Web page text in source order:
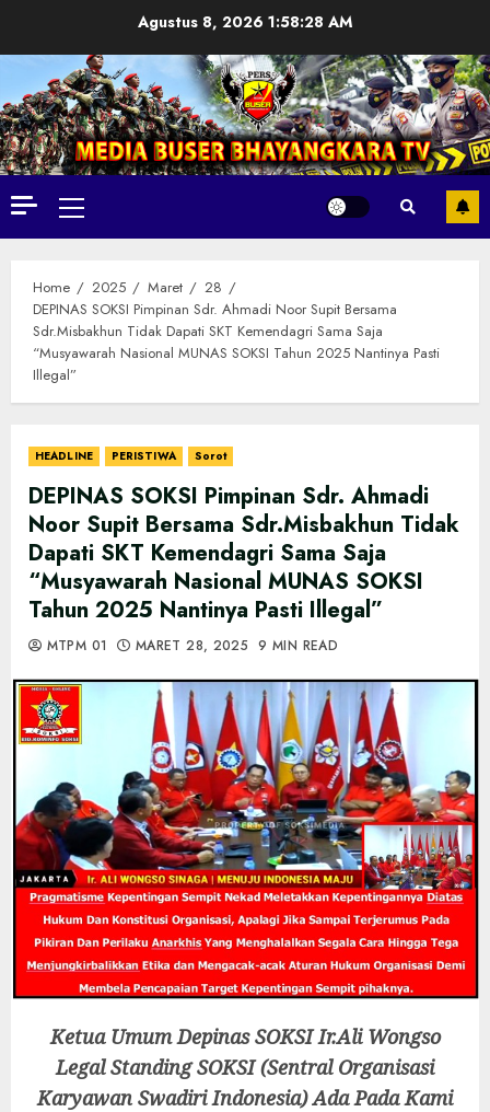
Agustus 8, 2026 1:58:29 AM
Primary
Menu
Home 2025 Maret
28
DEPINAS SOKSI Pimpinan Sdr. Ahmadi Noor Supit Bersama
Sdr.Misbakhun Tidak Dapati SKT Kemendagri Sama Saja
“Musyawarah Nasional MUNAS SOKSI Tahun 2025 Nantinya Pasti
Illegal”
HEADLINE PERISTIWA Sorot
DEPINAS SOKSI Pimpinan Sdr. Ahmadi
Noor Supit Bersama Sdr.Misbakhun Tidak
Dapati SKT Kemendagri Sama Saja
“Musyawarah Nasional MUNAS SOKSI
Tahun 2025 Nantinya Pasti Illegal”
MTPM 01 MARET 28, 2025 9 MIN READ
Ketua Umum Depinas SOKSI Ir.Ali Wongso
Legal Standing SOKSI (Sentral Organisasi
Karyawan Swadiri Indonesia) Ada Pada Kami